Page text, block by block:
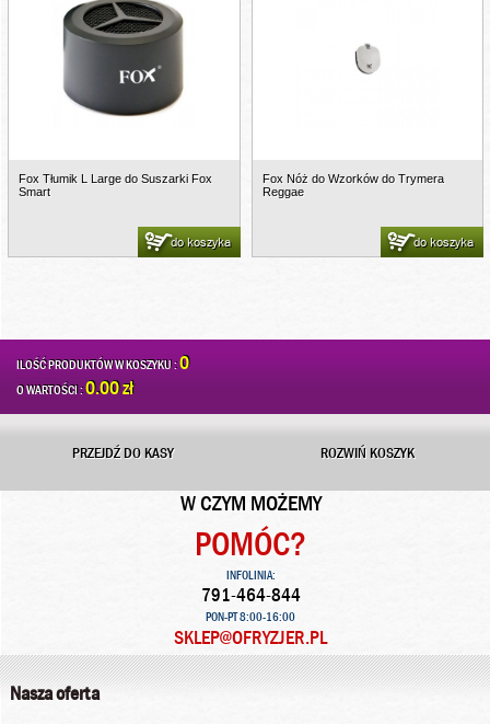
Fox Tłumik L Large do Suszarki Fox
Smart
do koszyka
Fox Nóż do Wzorków do Trymera
Reggae
do koszyka
ILOŚĆ PRODUKTÓW W KOSZYKU :0
O WARTOŚCI :0.00 zł
PRZEJDŹ DO KASY ROZWIŃ KOSZYK
W CZYM MOŻEMY
POMÓC?
INFOLINIA:
791-464-844
PON-PT 8:00-16:00
SKLEP@OFRYZJER.PL
Nasza oferta